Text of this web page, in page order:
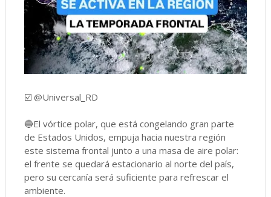
☑️ @Universal_RD
🔵El vórtice polar, que está congelando gran parte
de Estados Unidos, empuja hacia nuestra región
este sistema frontal junto a una masa de aire polar:
el frente se quedará estacionario al norte del país,
pero su cercanía será suficiente para refrescar el
ambiente.